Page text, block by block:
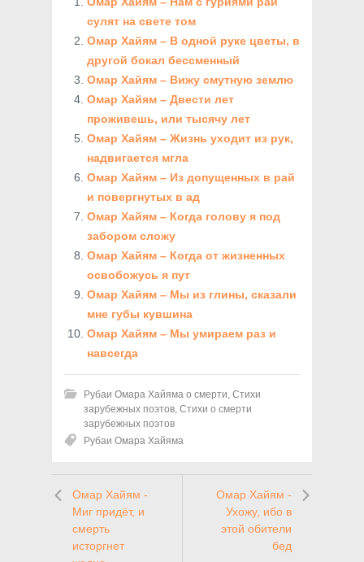
сулят на свете том
Омар Хайям – В одной руке цветы, в
другой бокал бессменный
Омар Хайям – Вижу смутную землю
Омар Хайям – Двести лет
проживешь, или тысячу лет
Омар Хайям – Жизнь уходит из рук,
надвигается мгла
Омар Хайям – Из допущенных в рай
и повергнутых в ад
Омар Хайям – Когда голову я под
забором сложу
Омар Хайям – Когда от жизненных
освобожусь я пут
Омар Хайям – Мы из глины, сказали
мне губы кувшина
Омар Хайям – Мы умираем раз и
навсегда
Рубаи Омара Хайяма о смерти, Стихи
зарубежных поэтов, Стихи о смерти
зарубежных поэтов
Рубаи Омара Хайяма
Омар Хайям -
Миг придёт, и
смерть
исторгнет
Омар Хайям -
Ухожу, ибо в
этой обители
бед